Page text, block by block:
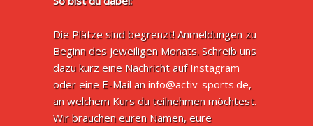
Die Plätze sind begrenzt! Anmeldungen zu
Beginn des jeweiligen Monats. Schreib uns
dazu kurz eine Nachricht aufInstagram
oder eine E-Mail aninfo@activ-sports.de,
an welchem Kurs du teilnehmen möchtest.
Wir brauchen euren Namen, eure